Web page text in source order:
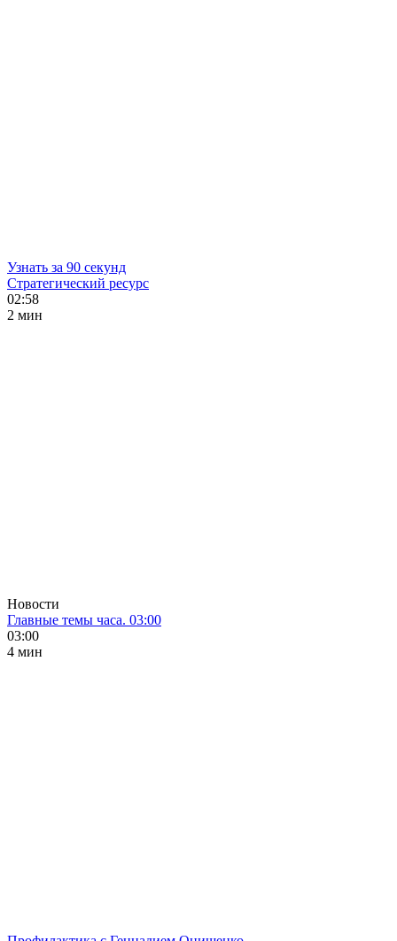
Узнать за 90 секунд
Стратегический ресурс
02:58
2 мин
Новости
Главные темы часа. 03:00
03:00
4 мин